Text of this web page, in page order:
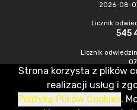
2026-08-
Licznik
545
Licznik
07
1
CMS & Hosting: Nefeni Sp. z o.o.
Strona korzysta z plików
realizacji usług i
Polityką Plików Cookies.